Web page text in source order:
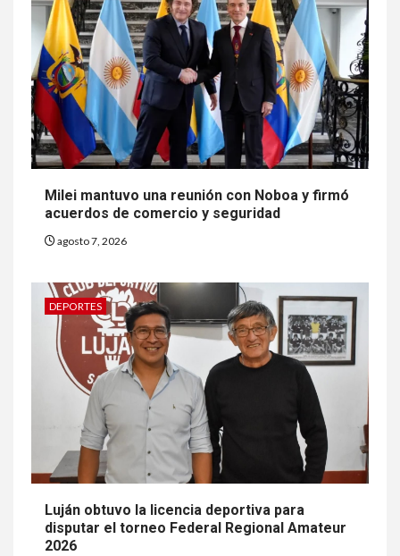
Milei mantuvo una reunión con Noboa y firmó
acuerdos de comercio y seguridad
agosto 7, 2026
DEPORTES
Luján obtuvo la licencia deportiva para
disputar el torneo Federal Regional Amateur
2026